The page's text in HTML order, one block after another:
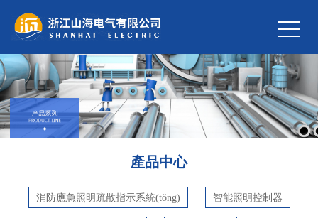
產品中心
消防應急照明疏散指示系統(tǒng) 智能照明控制器